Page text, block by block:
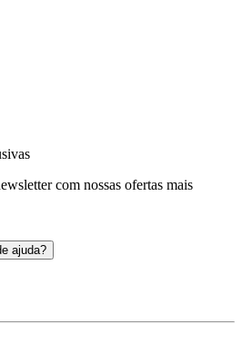
com nossas ofertas mais
ajuda?